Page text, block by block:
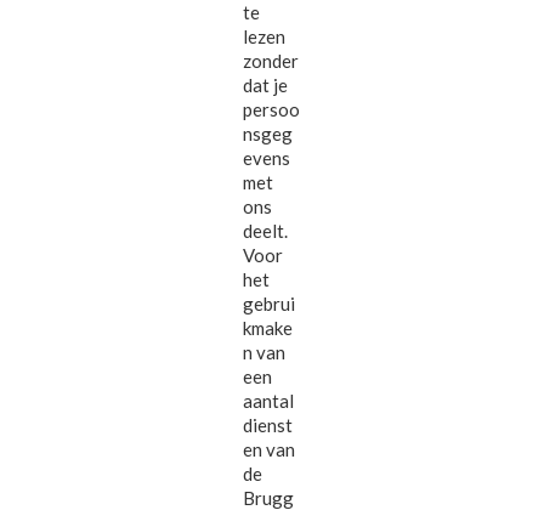
te
lezen
zonder
dat je
persoo
nsgeg
evens
met
ons
deelt.
Voor
het
gebrui
kmake
n van
een
aantal
dienst
en van
de
Brugg